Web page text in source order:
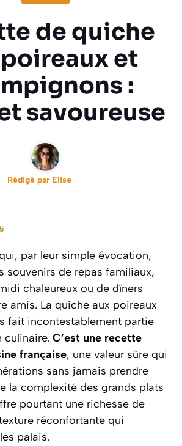
de quiche
et
:
savoureuse
Rédigé par Elise
par leur simple évocation,
souvenirs de repas familiaux,
chaleureux ou de dîners
amis. La quiche aux poireaux
fait incontestablement partie
culinaire. C’est une recette
française, une valeur sûre qui
sans jamais prendre
la complexité des grands plats
pourtant une richesse de
réconfortante qui
palais.